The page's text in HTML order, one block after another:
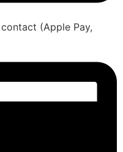
(Apple Pay,